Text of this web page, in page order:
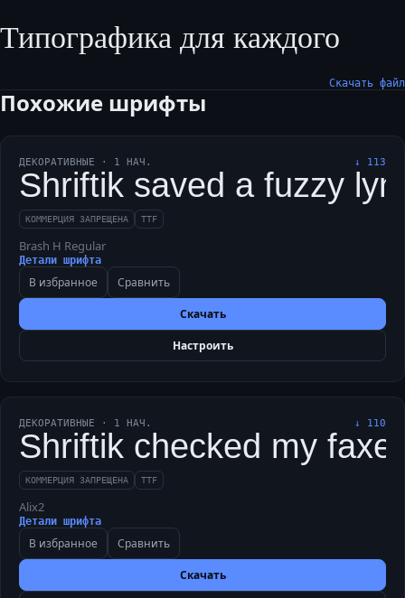
Типографика для каждого
Скачать файл
Похожие шрифты
ДЕКОРАТИВНЫЕ · 1 НАЧ. ↓ 113
Shriftik saved a fuzzy
КОММЕРЦИЯ ЗАПРЕЩЕНА TTF
Brash H Regular
Детали шрифта
В избранное Сравнить
Скачать
Настроить
ДЕКОРАТИВНЫЕ · 1 НАЧ. ↓ 110
Shriftik checked my
КОММЕРЦИЯ ЗАПРЕЩЕНА TTF
Alix2
Детали шрифта
В избранное Сравнить
Скачать